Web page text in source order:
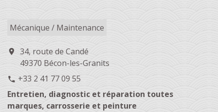
Mécanique / Maintenance
location_on
34, route de Candé
49370 Bécon-les-Granits
phone +33 2 41 77 09 55
Entretien, diagnostic et réparation toutes
marques, carrosserie et peinture